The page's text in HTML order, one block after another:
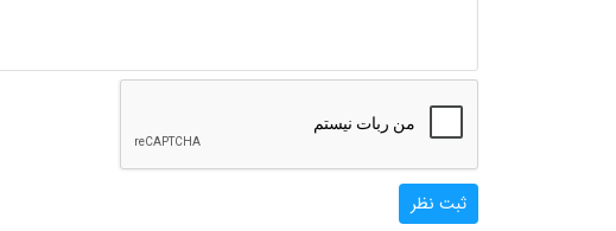
ثبت نظر